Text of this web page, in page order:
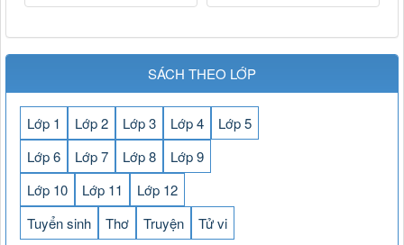
SÁCH THEO LỚP
Lớp 1 Lớp 2 Lớp 3 Lớp 4
Lớp 5
Lớp 6
Lớp 7 Lớp 8
Lớp 9
Lớp 10
Lớp 11
Lớp 12
Tuyển sinh
Thơ Truyện Tử vi